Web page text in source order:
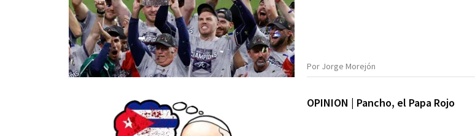
Por Jorge Morejón
OPINION | Pancho, el Papa Rojo